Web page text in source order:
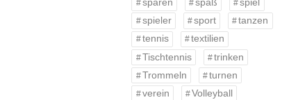
sparen
spaß
spiel
spieler
sport
tanzen
tennis
textilien
Tischtennis
trinken
Trommeln
turnen
verein
Volleyball